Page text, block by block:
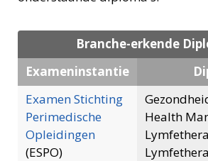
Branche-erkende
Exameninstantie
Examen Stichting
Perimedische
Opleidingen
(ESPO)
Health